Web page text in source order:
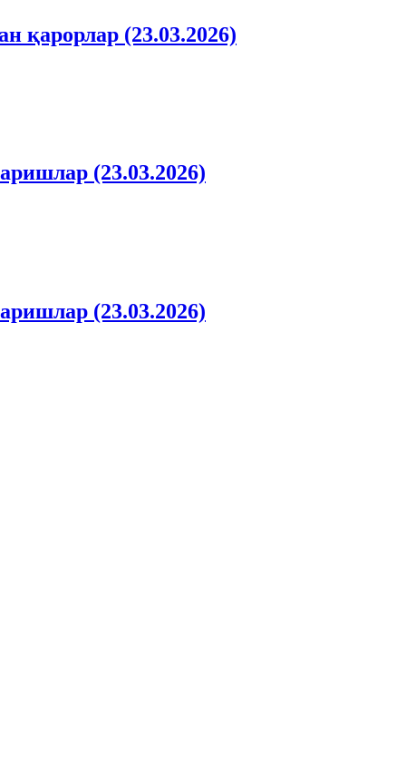
қарорлар (23.03.2026)
(23.03.2026)
(23.03.2026)